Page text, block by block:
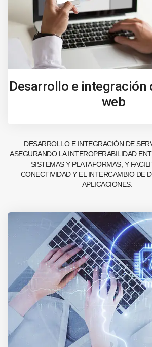
Desarrollo e integración
web
DESARROLLO E INTEGRACIÓN DE
ASEGURANDO LA INTEROPERABILIDAD
SISTEMAS Y PLATAFORMAS, Y
CONECTIVIDAD Y EL INTERCAMBIO DE
APLICACIONES.